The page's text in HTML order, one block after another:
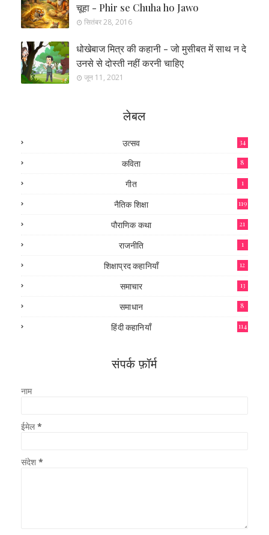
चूहा - Phir se Chuha ho Jawo
सितंबर 28, 2016
धोखेबाज मित्र की कहानी - जो मुसीबत में साथ न दे
उनसे से दोस्ती नहीं करनी चाहिए
जून 11, 2021
लेबल
उत्सव 34
कविता 8
गीत 1
नैतिक शिक्षा 119
पौराणिक कथा 21
राजनीति 1
शिक्षाप्रद कहानियाँ 12
समाचार 13
समाधान 8
हिंदी कहानियाँ 114
संपर्क फ़ॉर्म
नाम
ईमेल*
संदेश *